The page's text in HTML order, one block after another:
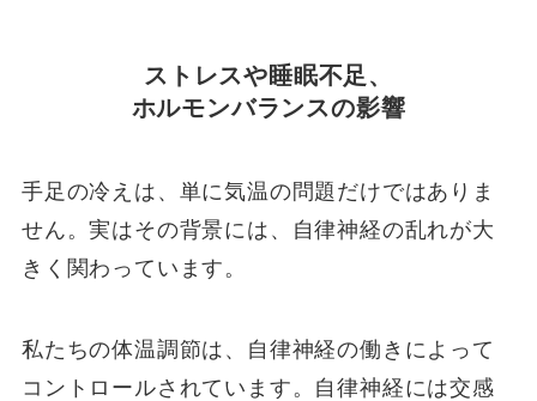
ストレスや睡眠不足、
ホルモンバランスの影響
手足の冷えは、単に気温の問題だけではありま
せん。実はその背景には、自律神経の乱れが大
きく関わっています。
私たちの体温調節は、自律神経の働きによって
コントロールされています。自律神経には交感